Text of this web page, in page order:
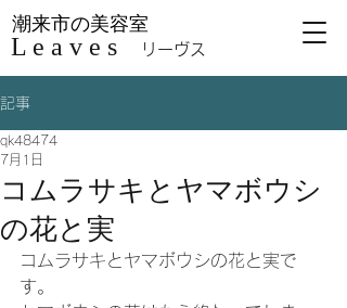
潮来市の美容室
L e a v e s リーヴス
記事
コムラサキとヤマボウシ
の花と実
qk48474
7月1日
コムラサキとヤマボウシの花と実で
す。